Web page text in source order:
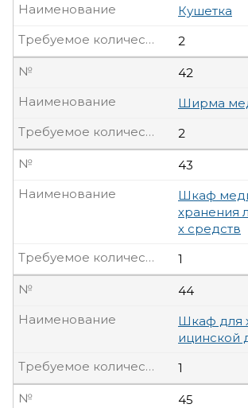
Кушетка
Наименование
2
Требуемое количество, шт
42
№
Ширма
Наименование
2
Требуемое количество, шт
43
№
Шкаф
хранения
х средств
Наименование
1
Требуемое количество, шт
44
№
Шкаф для
ицинской
Наименование
1
Требуемое количество, шт
45
№